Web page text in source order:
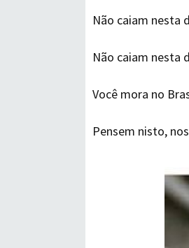
Não caiam nesta
Não caiam nesta
Você mora no
Pensem nisto,